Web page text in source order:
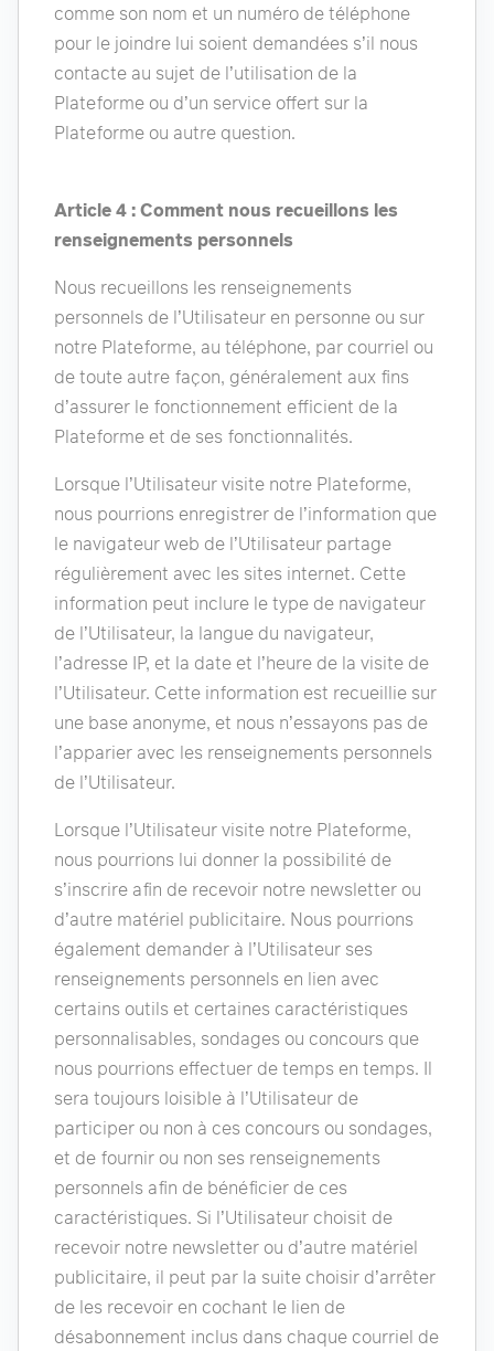
comme son nom et un numéro de téléphone
pour le joindre lui soient demandées s’il nous
contacte au sujet de l’utilisation de la
Plateforme ou d’un service offert sur la
Plateforme ou autre question.
Article 4 : Comment nous recueillons les
renseignements personnels
Nous recueillons les renseignements
personnels de l’Utilisateur en personne ou sur
notre Plateforme, au téléphone, par courriel ou
de toute autre façon, généralement aux fins
d’assurer le fonctionnement efficient de la
Plateforme et de ses fonctionnalités.
Lorsque l’Utilisateur visite notre Plateforme,
nous pourrions enregistrer de l’information que
le navigateur web de l’Utilisateur partage
régulièrement avec les sites internet. Cette
information peut inclure le type de navigateur
de l’Utilisateur, la langue du navigateur,
l’adresse IP, et la date et l’heure de la visite de
l’Utilisateur. Cette information est recueillie sur
une base anonyme, et nous n’essayons pas de
l’apparier avec les renseignements personnels
de l’Utilisateur.
Lorsque l’Utilisateur visite notre Plateforme,
nous pourrions lui donner la possibilité de
s’inscrire afin de recevoir notre newsletter ou
d’autre matériel publicitaire. Nous pourrions
également demander à l’Utilisateur ses
renseignements personnels en lien avec
certains outils et certaines caractéristiques
personnalisables, sondages ou concours que
nous pourrions effectuer de temps en temps. Il
sera toujours loisible à l’Utilisateur de
participer ou non à ces concours ou sondages,
et de fournir ou non ses renseignements
personnels afin de bénéficier de ces
caractéristiques. Si l’Utilisateur choisit de
recevoir notre newsletter ou d’autre matériel
publicitaire, il peut par la suite choisir d’arrêter
de les recevoir en cochant le lien de
désabonnement inclus dans chaque courriel de